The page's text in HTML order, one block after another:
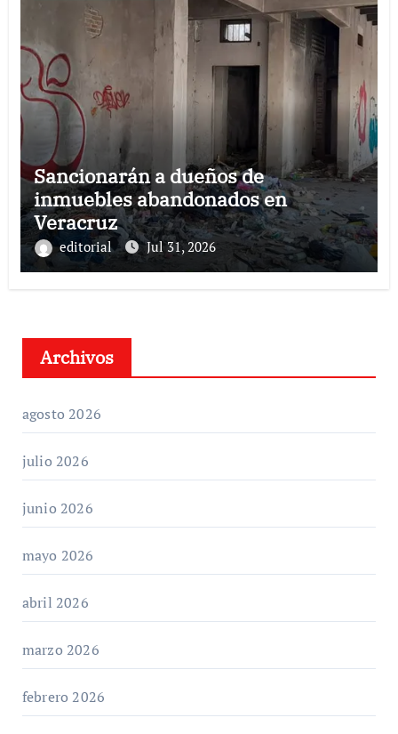
Sancionarán a dueños de
inmuebles abandonados en
Veracruz
editorial Jul 31, 2026
Archivos
agosto 2026
julio 2026
junio 2026
mayo 2026
abril 2026
marzo 2026
febrero 2026